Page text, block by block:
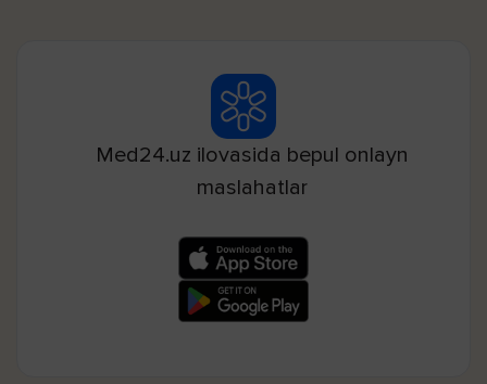
Med24.uz ilovasida bepul onlayn
maslahatlar